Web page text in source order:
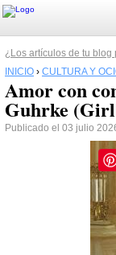
¿Los artículos de tu blog
INICIO › CULTURA Y
Amor con
Guhrke
Publicado el 03 julio